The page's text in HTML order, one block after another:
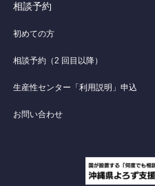
相談予約
初めての方
相談予約（2 回目以降）
生産性センター「利用説明」申込
お問い合わせ